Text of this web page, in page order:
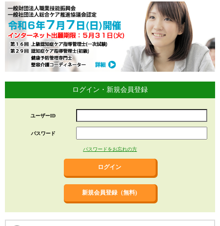
ログイン・新規会員登録
ユーザーID
パスワード
パスワードをお忘れの方
新規会員登録（無料)